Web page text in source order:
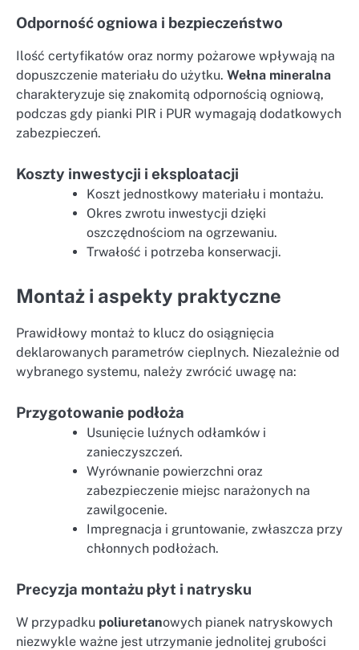
Odporność ogniowa i bezpieczeństwo
Ilość certyfikatów oraz normy pożarowe wpływają na
dopuszczenie materiału do użytku. Wełna mineralna
charakteryzuje się znakomitą odpornością ogniową,
podczas gdy pianki PIR i PUR wymagają dodatkowych
zabezpieczeń.
Koszty inwestycji i eksploatacji
Koszt jednostkowy materiału i montażu.
Okres zwrotu inwestycji dzięki
oszczędnościom na ogrzewaniu.
Trwałość i potrzeba konserwacji.
Montaż i aspekty praktyczne
Prawidłowy montaż to klucz do osiągnięcia
deklarowanych parametrów cieplnych. Niezależnie od
wybranego systemu, należy zwrócić uwagę na:
Przygotowanie podłoża
Usunięcie luźnych odłamków i
zanieczyszczeń.
Wyrównanie powierzchni oraz
zabezpieczenie miejsc narażonych na
zawilgocenie.
Impregnacja i gruntowanie, zwłaszcza przy
chłonnych podłożach.
Precyzja montażu płyt i natrysku
W przypadku poliuretanowych pianek natryskowych
niezwykle ważne jest utrzymanie jednolitej grubości